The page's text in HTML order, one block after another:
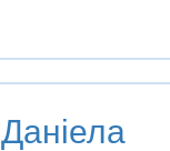
Даніела